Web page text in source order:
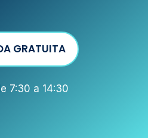
GRATUITA
7:30 a 14:30